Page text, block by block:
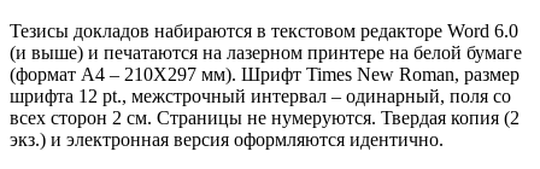
Тезисы докладов набираются в текстовом редакторе Word 6.0
(и выше) и печатаются на лазерном принтере на белой бумаге
(формат А4 – 210Х297 мм). Шрифт Times New Roman, размер
шрифта 12 pt., межстрочный интервал – одинарный, поля со
всех сторон 2 см. Страницы не нумеруются. Твердая копия (2
экз.) и электронная версия оформляются идентично.